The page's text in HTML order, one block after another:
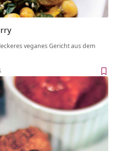
veganes Gericht aus dem